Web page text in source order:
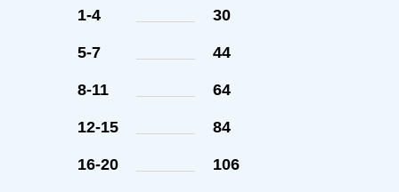
1-4
5-7
8-11
12-15
16-20
30
44
64
84
106